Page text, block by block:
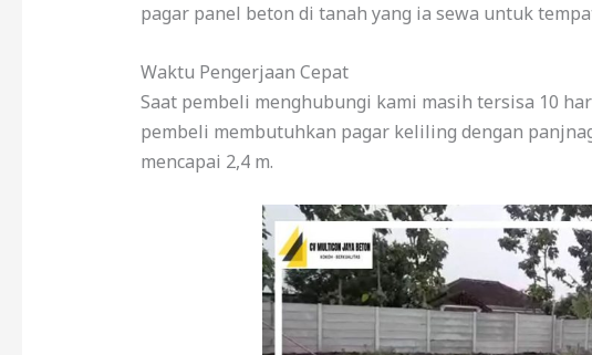
pagar panel beton di tanah yang ia sewa untuk
Waktu Pengerjaan Cepat
Saat pembeli menghubungi kami masih tersisa 10
pembeli membutuhkan pagar keliling dengan
mencapai 2,4 m.